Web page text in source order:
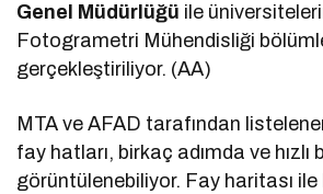
Genel Müdürlüğü ile
Fotogrametri Mühendisliği
gerçekleştiriliyor. (AA)
MTA ve AFAD tarafından
fay hatları, birkaç adımda ve hızlı
görüntülenebiliyor. Fay haritası